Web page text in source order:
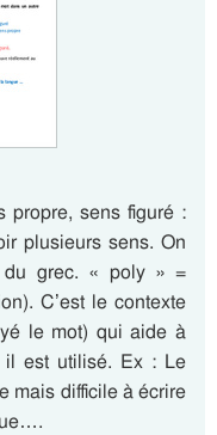
propre, sens figuré :
plusieurs sens. On
du grec. « poly » =
C’est le contexte
le mot) qui aide à
il est utilisé. Ex : Le
mais difficile à écrire